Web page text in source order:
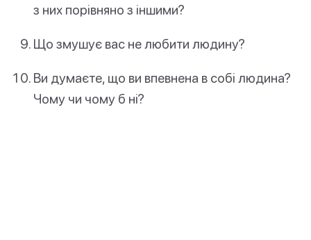
з них порівняно з іншими?
Що змушує вас не любити людину?
Ви думаєте, що ви впевнена в собі людина?
Чому чи чому б ні?